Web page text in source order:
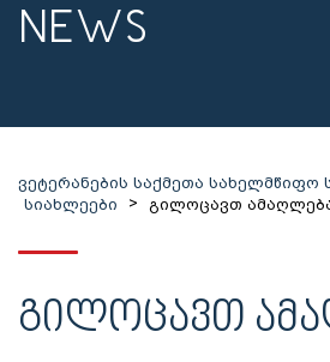
NEWS
ვეტერანების საქმეთა სახელმწიფო
სიახლეები
> გილოცავთ
ᲒᲘᲚᲝᲪᲐᲕᲗ